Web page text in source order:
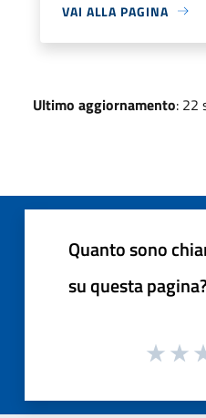
VAI ALLA PAGINA
Ultimo aggiornamento: 22
Quanto sono
su questa